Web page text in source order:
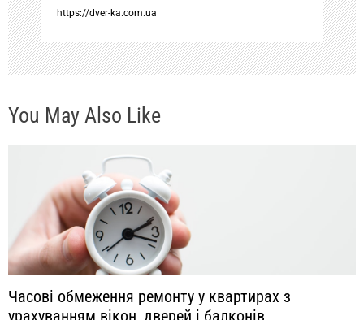
и
с
я
https://dver-ka.com.ua
You May Also Like
Часові обмеження ремонту у квартирах з